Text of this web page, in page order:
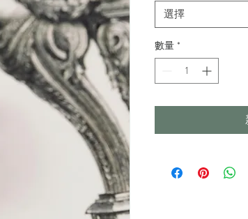
選擇
數量 *